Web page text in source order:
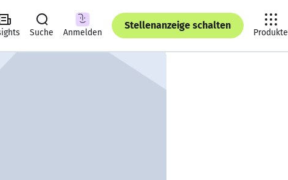
Suche Anmelden
Stellenanzeige schalten
Produkte